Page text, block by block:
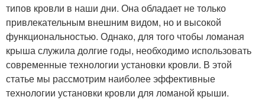
типов кровли в наши дни. Она обладает не только
привлекательным внешним видом, но и высокой
функциональностью. Однако, для того чтобы ломаная
крыша служила долгие годы, необходимо использовать
современные технологии установки кровли. В этой
статье мы рассмотрим наиболее эффективные
технологии установки кровли для ломаной крыши.